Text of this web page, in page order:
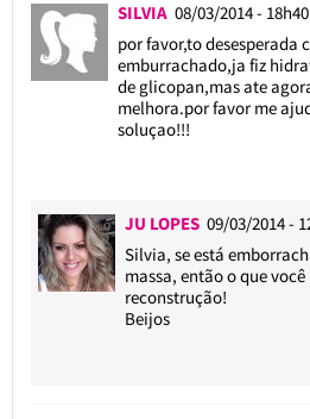
SILVIA 08/03/2014 - 18h40
por favor,to desesperada
emburrachado,ja fiz
de glicopan,mas ate
melhora.por favor me
soluçao!!!
JU LOPES 09/03/2014 -
Silvia, se está
massa, então o que
reconstrução!
Beijos